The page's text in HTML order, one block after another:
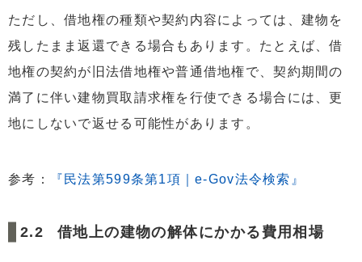
ただし、借地権の種類や契約内容によっては、建物を
残したまま返還できる場合もあります。たとえば、借
地権の契約が旧法借地権や普通借地権で、契約期間の
満了に伴い建物買取請求権を行使できる場合には、更
地にしないで返せる可能性があります。
参考： 『民法第599条第1項｜e-Gov法令検索』
借地上の建物の解体にかかる費用相場